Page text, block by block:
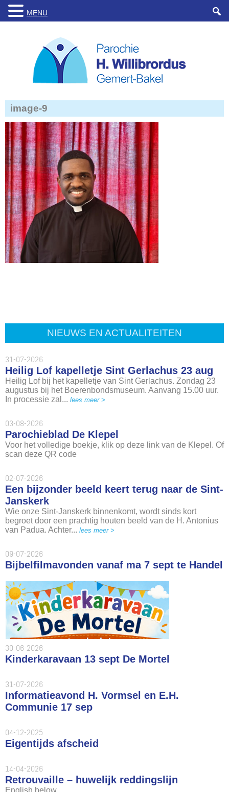
NIEUWS EN ACTUALITEITEN
31-07-2026
Heilig Lof kapelletje Sint Gerlachus 23 aug
Heilig Lof bij het kapelletje van Sint Gerlachus. Zondag 23
augustus bij het Boerenbondsmuseum. Aanvang 15.00 uur.
In processie zal... lees meer >
03-08-2026
Parochieblad De Klepel
Voor het volledige boekje, klik op deze link van de Klepel. Of
scan deze QR code
02-07-2026
Een bijzonder beeld keert terug naar de Sint-
Janskerk
Wie onze Sint-Janskerk binnenkomt, wordt sinds kort
begroet door een prachtig houten beeld van de H. Antonius
van Padua. Achter... lees meer >
09-07-2026
Bijbelfilmavonden vanaf ma 7 sept te Handel
30-06-2026
Kinderkaravaan 13 sept De Mortel
31-07-2026
Informatieavond H. Vormsel en E.H.
Communie 17 sep
04-12-2025
Eigentijds afscheid
14-04-2026
Retrouvaille – huwelijk reddingslijn
English below.
image-9
MENU